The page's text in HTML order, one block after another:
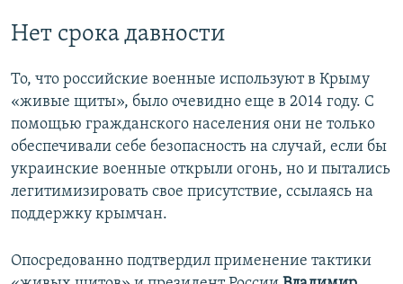
Нет срока давности
То, что российские военные используют в Крыму
«живые щиты», было очевидно еще в 2014 году. С
помощью гражданского населения они не только
обеспечивали себе безопасность на случай, если бы
украинские военные открыли огонь, но и пытались
легитимизировать свое присутствие, ссылаясь на
поддержку крымчан.
Опосредованно подтвердил применение тактики